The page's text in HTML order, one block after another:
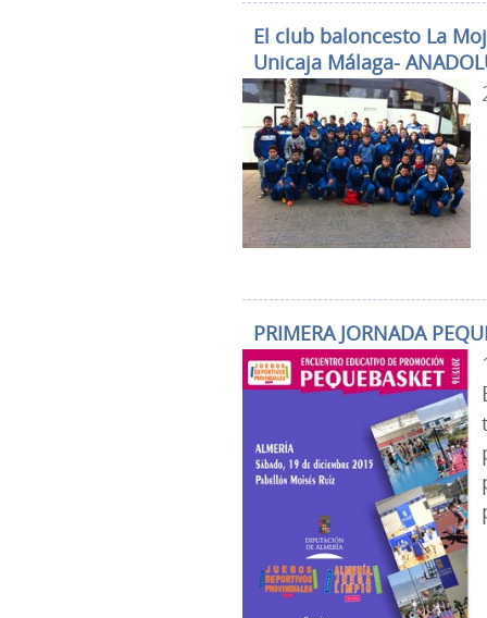
El club baloncesto La
Unicaja Málaga-
PRIMERA JORNADA